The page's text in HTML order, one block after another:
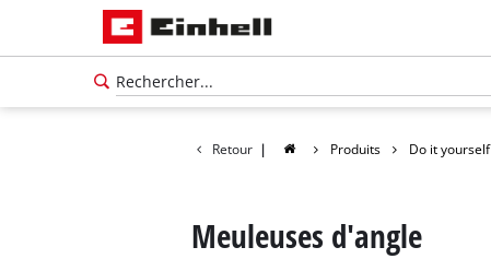
Retour | Produits Do it yourself
Meuleuses d'angle